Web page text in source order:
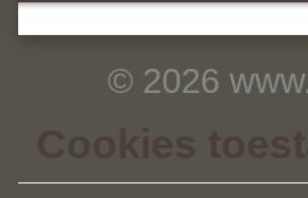
© 2026
Cookies